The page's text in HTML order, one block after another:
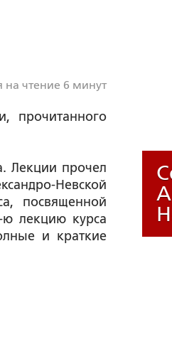
на чтение 6 минут
прочитанного
Лекции прочел
Невской
посвященной
ю лекцию курса
и краткие